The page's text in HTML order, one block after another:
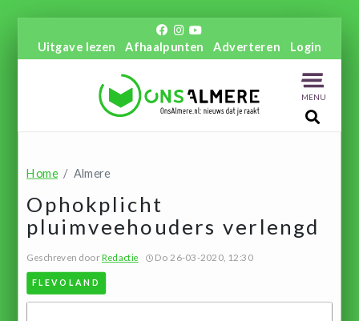
Uitgave lezen Afhaalpunten Adverteren Login
MENU
Home Almere
Ophokplicht
pluimveehouders verlengd
Geschreven doorRedactie Do 26-03-2020, 12:30
FLEVOLAND